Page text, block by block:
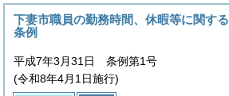
下妻市職員の勤務時間、休暇等に関する
条例
平成7年3月31日 条例第1号
(令和8年4月1日施行)